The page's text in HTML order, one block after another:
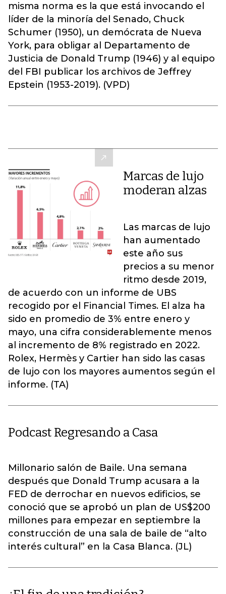
misma norma es la que está invocando el
líder de la minoría del Senado, Chuck
Schumer (1950), un demócrata de Nueva
York, para obligar al Departamento de
Justicia de Donald Trump (1946) y al equipo
del FBI publicar los archivos de Jeffrey
Epstein (1953-2019). (VPD)
Marcas de lujo
moderan alzas
Las marcas de lujo
han aumentado
este año sus
precios a su menor
ritmo desde 2019,
de acuerdo con un informe de UBS
recogido por el Financial Times. El alza ha
sido en promedio de 3% entre enero y
mayo, una cifra considerablemente menos
al incremento de 8% registrado en 2022.
Rolex, Hermès y Cartier han sido las casas
de lujo con los mayores aumentos según el
informe. (TA)
Podcast Regresando a Casa
Millonario salón de Baile. Una semana
después que Donald Trump acusara a la
FED de derrochar en nuevos edificios, se
conoció que se aprobó un plan de US$200
millones para empezar en septiembre la
construcción de una sala de baile de “alto
interés cultural” en la Casa Blanca. (JL)